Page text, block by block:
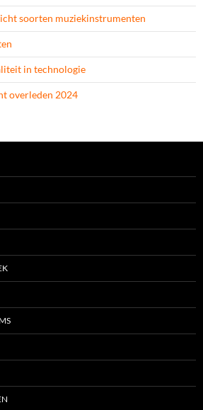
soorten muziekinstrumenten
in technologie
overleden 2024